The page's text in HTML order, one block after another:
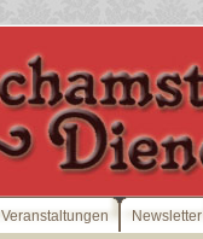
Veranstaltungen Newsletter